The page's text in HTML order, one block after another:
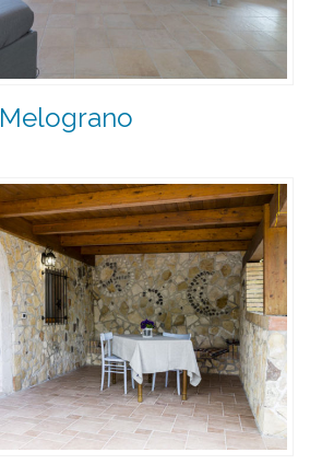
Melograno